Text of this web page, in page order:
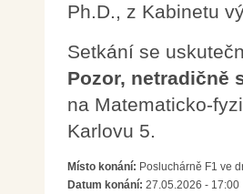
Ph.D., z Kabinetu
Setkání se
Pozor, netradičně
na Matematicko-
Karlovu 5.
Místo konání: Posluchárně F1 ve
Datum konání: 27.05.2026 - 17:00